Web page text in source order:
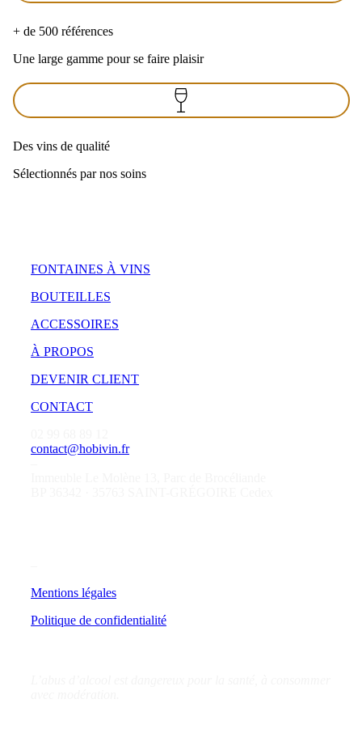
+ de 500 références
Une large gamme pour se faire plaisir
Des vins de qualité
Sélectionnés par nos soins
FONTAINES À VINS
BOUTEILLES
ACCESSOIRES
À PROPOS
DEVENIR CLIENT
CONTACT
contact@hobivin.fr
Mentions légales
Politique de confidentialité